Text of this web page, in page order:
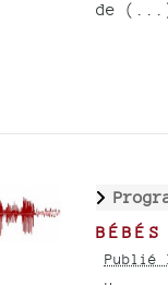
de
Publié